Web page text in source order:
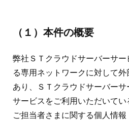
（１）本件の概要
弊社ＳＴクラウドサーバーサ
る専用ネットワークに対して
あり、ＳＴクラウドサーバー
サービスをご利用いただいて
ご担当者さまに関する個人情